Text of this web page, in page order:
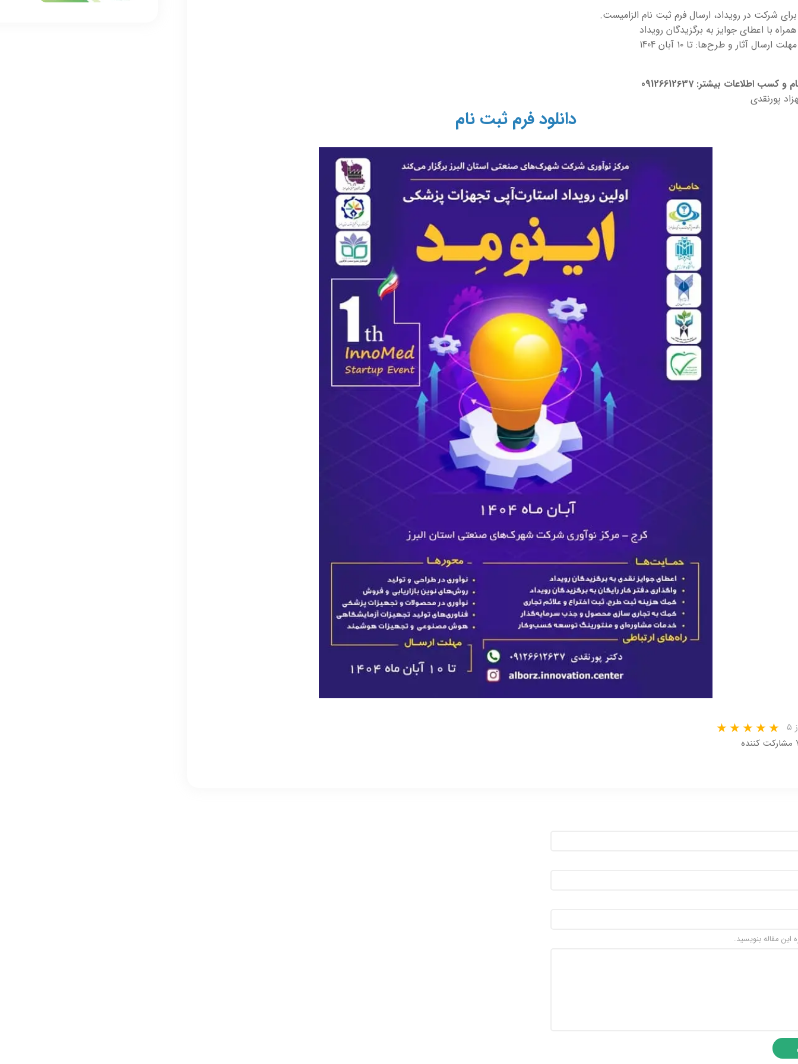
برای شرکت در رویداد، ارسال فرم ثبت نام الزامیست.
همراه با اعطای جوایز به برگزیدگان رویداد
مهلت ارسال آثار و طرح‌ها: تا ۱۰ آبان 1404
کسب اطلاعات بیشتر: 09126612۶37
پورنقدی
دانلود فرم ثبت نام
۵
این مقاله بنویسید.